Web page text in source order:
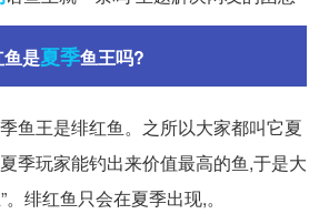
是夏季鱼王吗?
鱼王是绯红鱼。之所以大家都叫它夏
季玩家能钓出来价值最高的鱼,于是大
绯红鱼只会在夏季出现,。